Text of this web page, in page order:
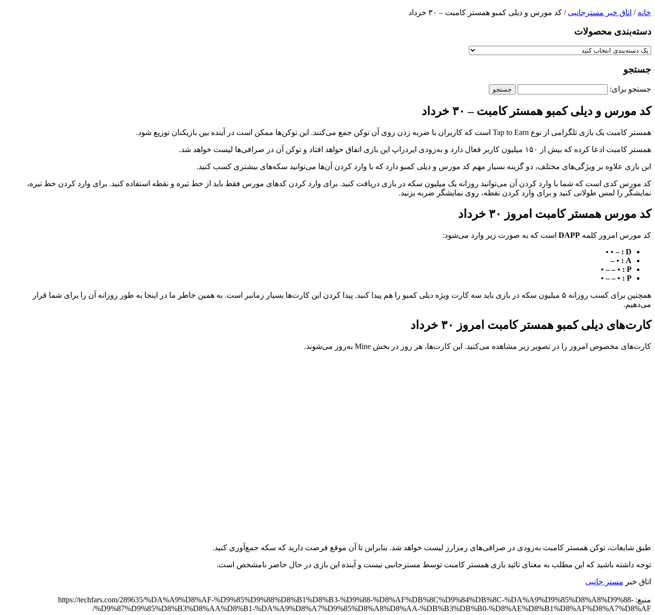
خانه / اتاق خبر مسترجانبی / کد مورس و دیلی کمبو همستر کامبت – ۳۰ خرداد
دسته‌بندی‌ محصولات
جستجو
جستجو برای:
کد مورس و دیلی کمبو همستر کامبت – ۳۰ خرداد
همستر کامبت یک بازی تلگرامی از نوع Tap to Earn است که کاربران با ضربه زدن روی آن توکن جمع می‌کنند. این توکن‌ها ممکن است در آینده بین بازیکنان توزیع شود.
همستر کامبت ادعا کرده که بیش از ۱۵۰ میلیون کاربر فعال دارد و به‌زودی ایردراپ این بازی اتفاق خواهد افتاد و توکن آن در صرافی‌ها لیست خواهد شد.
این بازی علاوه بر ویژگی‌های مختلف، دو گزینه بسیار مهم کد مورس و دیلی کمبو دارد که با وارد کردن آن‌ها می‌توانید سکه‌های بیشتری کسب کنید.
کد مورس کدی است که شما با وارد کردن آن می‌توانید روزانه یک میلیون سکه‌ در بازی دریافت کنید. برای وارد کردن کدهای مورس فقط باید از خط تیره و نقطه استفاده کنید. برای وارد کردن خط‌ تیره،
نمایشگر را لمس طولانی کنید و برای وارد کردن نقطه، روی نمایشگر ضربه‌ بزنید.
کد مورس همستر کامبت امروز ۳۰ خرداد
کد مورس امروز کلمه DAPP است که به صورت زیر وارد می‌شود:
D : – • •
A : • –
P : • – – •
P : • – – •
همچنین برای کسب روزانه ۵ میلیون سکه‌ در بازی باید سه کارت ویژه دیلی کمبو را هم پیدا کنید. پیدا کردن این کارت‌ها بسیار زمانبر است. به همین خاطر ما در اینجا به ‌طور روزانه آن را برای شما قرار
می‌دهیم.
کارت‌های دیلی کمبو همستر کامبت امروز ۳۰ خرداد
کارت‌های مخصوص امروز را در تصویر زیر مشاهده می‌کنید. این کارت‌ها، هر روز در بخش Mine به‌روز می‌شوند.
طبق شایعات، توکن همستر کامبت به‌زودی در صرافی‌های رمزارز لیست خواهد شد. بنابراین تا آن موقع فرصت دارید که سکه جمع‌آوری کنید.
توجه داشته باشید که این مطلب به معنای تائید بازی همستر کامبت توسط مسترجانبی نیست و آینده این بازی در حال حاضر نامشخص است.
اتاق خبر مستر جانبی
منبع: https://techfars.com/289635/%DA%A9%D8%AF-%D9%85%D9%88%D8%B1%D8%B3-%D9%88-%D8%AF%DB%8C%D9%84%DB%8C-%DA%A9%D9%85%D8%A8%D9%88-
%D9%87%D9%85%D8%B3%D8%AA%D8%B1-%DA%A9%D8%A7%D9%85%D8%A8%D8%AA-%DB%B3%DB%B0-%D8%AE%D8%B1%D8%AF%D8%A7%D8%AF/